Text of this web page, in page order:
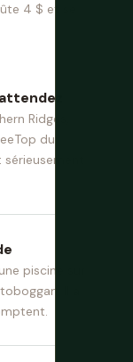
4 $ et se
Ridges,
du
piscine sur
Il a